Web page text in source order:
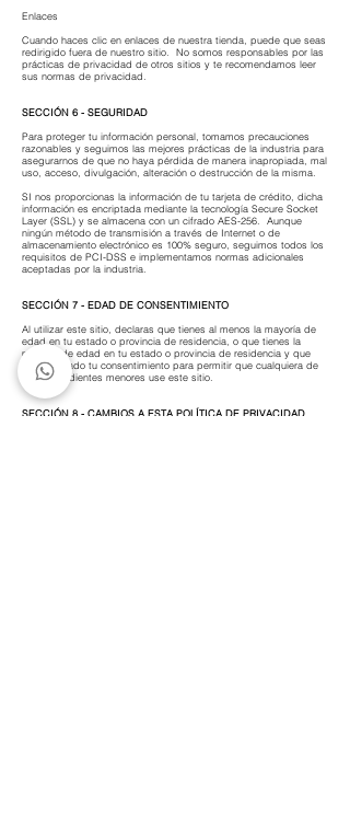
Enlaces
Cuando haces clic en enlaces de nuestra tienda, puede que seas
redirigido fuera de nuestro sitio. No somos responsables por las
prácticas de privacidad de otros sitios y te recomendamos leer
sus normas de privacidad.
SECCIÓN 6 - SEGURIDAD
Para proteger tu información personal, tomamos precauciones
razonables y seguimos las mejores prácticas de la industria para
asegurarnos de que no haya pérdida de manera inapropiada, mal
uso, acceso, divulgación, alteración o destrucción de la misma.
SI nos proporcionas la información de tu tarjeta de crédito, dicha
información es encriptada mediante la tecnología Secure Socket
Layer (SSL) y se almacena con un cifrado AES-256. Aunque
ningún método de transmisión a través de Internet o de
almacenamiento electrónico es 100% seguro, seguimos todos los
requisitos de PCI-DSS e implementamos normas adicionales
aceptadas por la industria.
SECCIÓN 7 - EDAD DE CONSENTIMIENTO
Al utilizar este sitio, declaras que tienes al menos la mayoría de
edad en tu estado o provincia de residencia, o que tienes la
mayoría de edad en tu estado o provincia de residencia y que
nos has dado tu consentimiento para permitir que cualquiera de
tus dependientes menores use este sitio.
SECCIÓN 8 - CAMBIOS A ESTA POLÍTICA DE PRIVACIDAD